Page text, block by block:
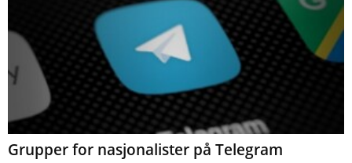
Grupper for nasjonalister på Telegram